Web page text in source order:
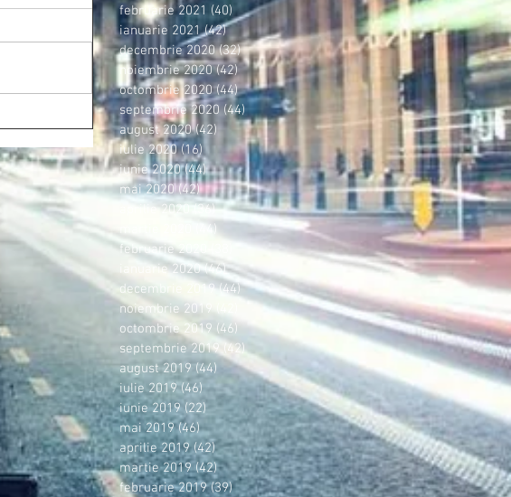
februarie 2021 (40)40 postări
ianuarie 2021 (42)42 postări
decembrie 2020 (32)32 postări
noiembrie 2020 (42) 42 postări
octombrie 2020 (44)44 postări
septembrie 2020 (44)44 postări
august 2020 (42)42 postări
iulie 2020 (16)16 postări
iunie 2020 (44)44 postări
mai 2020 (42)42 postări
aprilie 2020 (36)36 postări
martie 2020
(44) 44 postări
februarie 2020
38 postări
ianuarie 2020 (46)46 postări
decembrie 2019 (44)44 postări
noiembrie 2019
42 postări
octombrie 2019 (46) 46 postări
septembrie 2019 (42)42 postări
august 2019 (44) 44 postări
iulie 2019 (46) 46 postări
iunie 2019 (22) 22 postări
mai 2019 (46)46 postări
aprilie 2019 (42)42 postări
martie 2019 (42)42 postări
februarie 2019 (39)39 postări